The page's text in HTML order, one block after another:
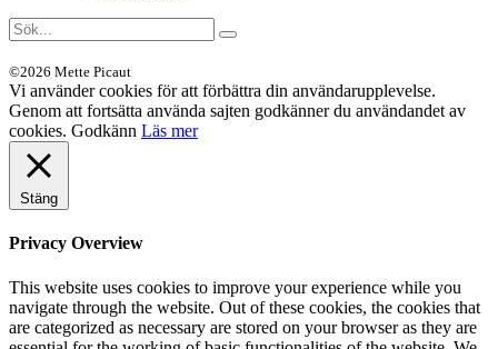
©2026 Mette Picaut
Vi använder cookies för att förbättra din användarupplevelse.
Genom att fortsätta använda sajten godkänner du användandet av
cookies. Godkänn Läs mer
Stäng
Privacy Overview
This website uses cookies to improve your experience while you
navigate through the website. Out of these cookies, the cookies that
are categorized as necessary are stored on your browser as they are